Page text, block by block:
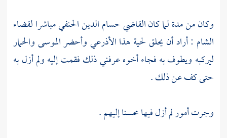
وكان من مدة لما كانالقاضي حسام الدينالحنفي مباشرا لقضاء
الشام : أراد أن يحلق لحية هذاالأذرعيوأحضر الموسى والحمار
ليركبه ويطوف به فجاء أخوه عرفني ذلك فقمت إليه ولم أزل به
حتى كف عن ذلك .
وجرت أمور لم أزل فيها محسنا إليهم .